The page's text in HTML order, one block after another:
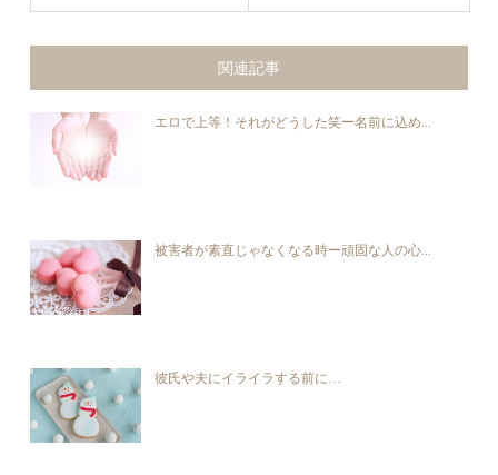
関連記事
エロで上等！それがどうした笑ー名前に込め...
被害者が素直じゃなくなる時ー頑固な人の心...
彼氏や夫にイライラする前に…